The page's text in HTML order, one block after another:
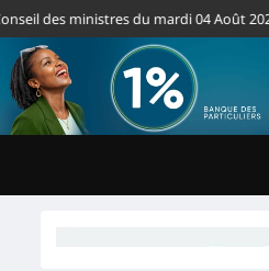
des ministres du mardi 04 Août 2026